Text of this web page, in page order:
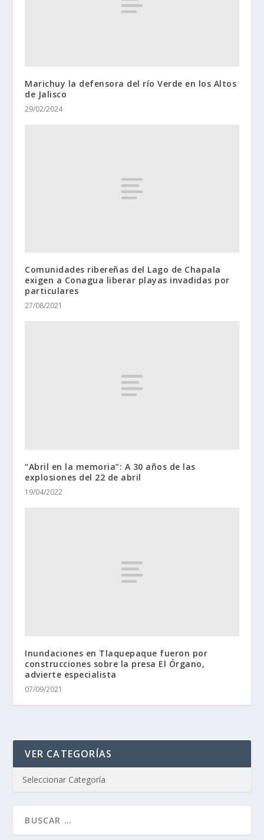
Marichuy la defensora del río Verde en los Altos
de Jalisco
29/02/2024
Comunidades ribereñas del Lago de Chapala
exigen a Conagua liberar playas invadidas por
particulares
27/08/2021
“Abril en la memoria”: A 30 años de las
explosiones del 22 de abril
19/04/2022
Inundaciones en Tlaquepaque fueron por
construcciones sobre la presa El Órgano,
advierte especialista
07/09/2021
VER CATEGORÍAS